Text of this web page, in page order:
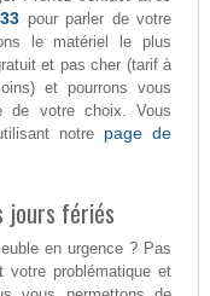
pour parler de votre
le matériel le plus
et pas cher (tarif à
et pourrons vous
de votre choix. Vous
notre page de
jours fériés
en urgence ? Pas
votre problématique et